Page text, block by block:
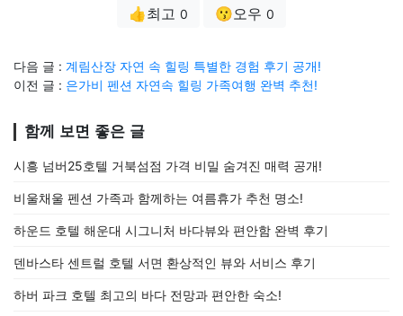
👍최고 0 😗오우 0
다음 글 : 계림산장 자연 속 힐링 특별한 경험 후기 공개!
이전 글 : 은가비 펜션 자연속 힐링 가족여행 완벽 추천!
함께 보면 좋은 글
시흥 넘버25호텔 거북섬점 가격 비밀 숨겨진 매력 공개!
비울채울 펜션 가족과 함께하는 여름휴가 추천 명소!
하운드 호텔 해운대 시그니처 바다뷰와 편안함 완벽 후기
덴바스타 센트럴 호텔 서면 환상적인 뷰와 서비스 후기
하버 파크 호텔 최고의 바다 전망과 편안한 숙소!